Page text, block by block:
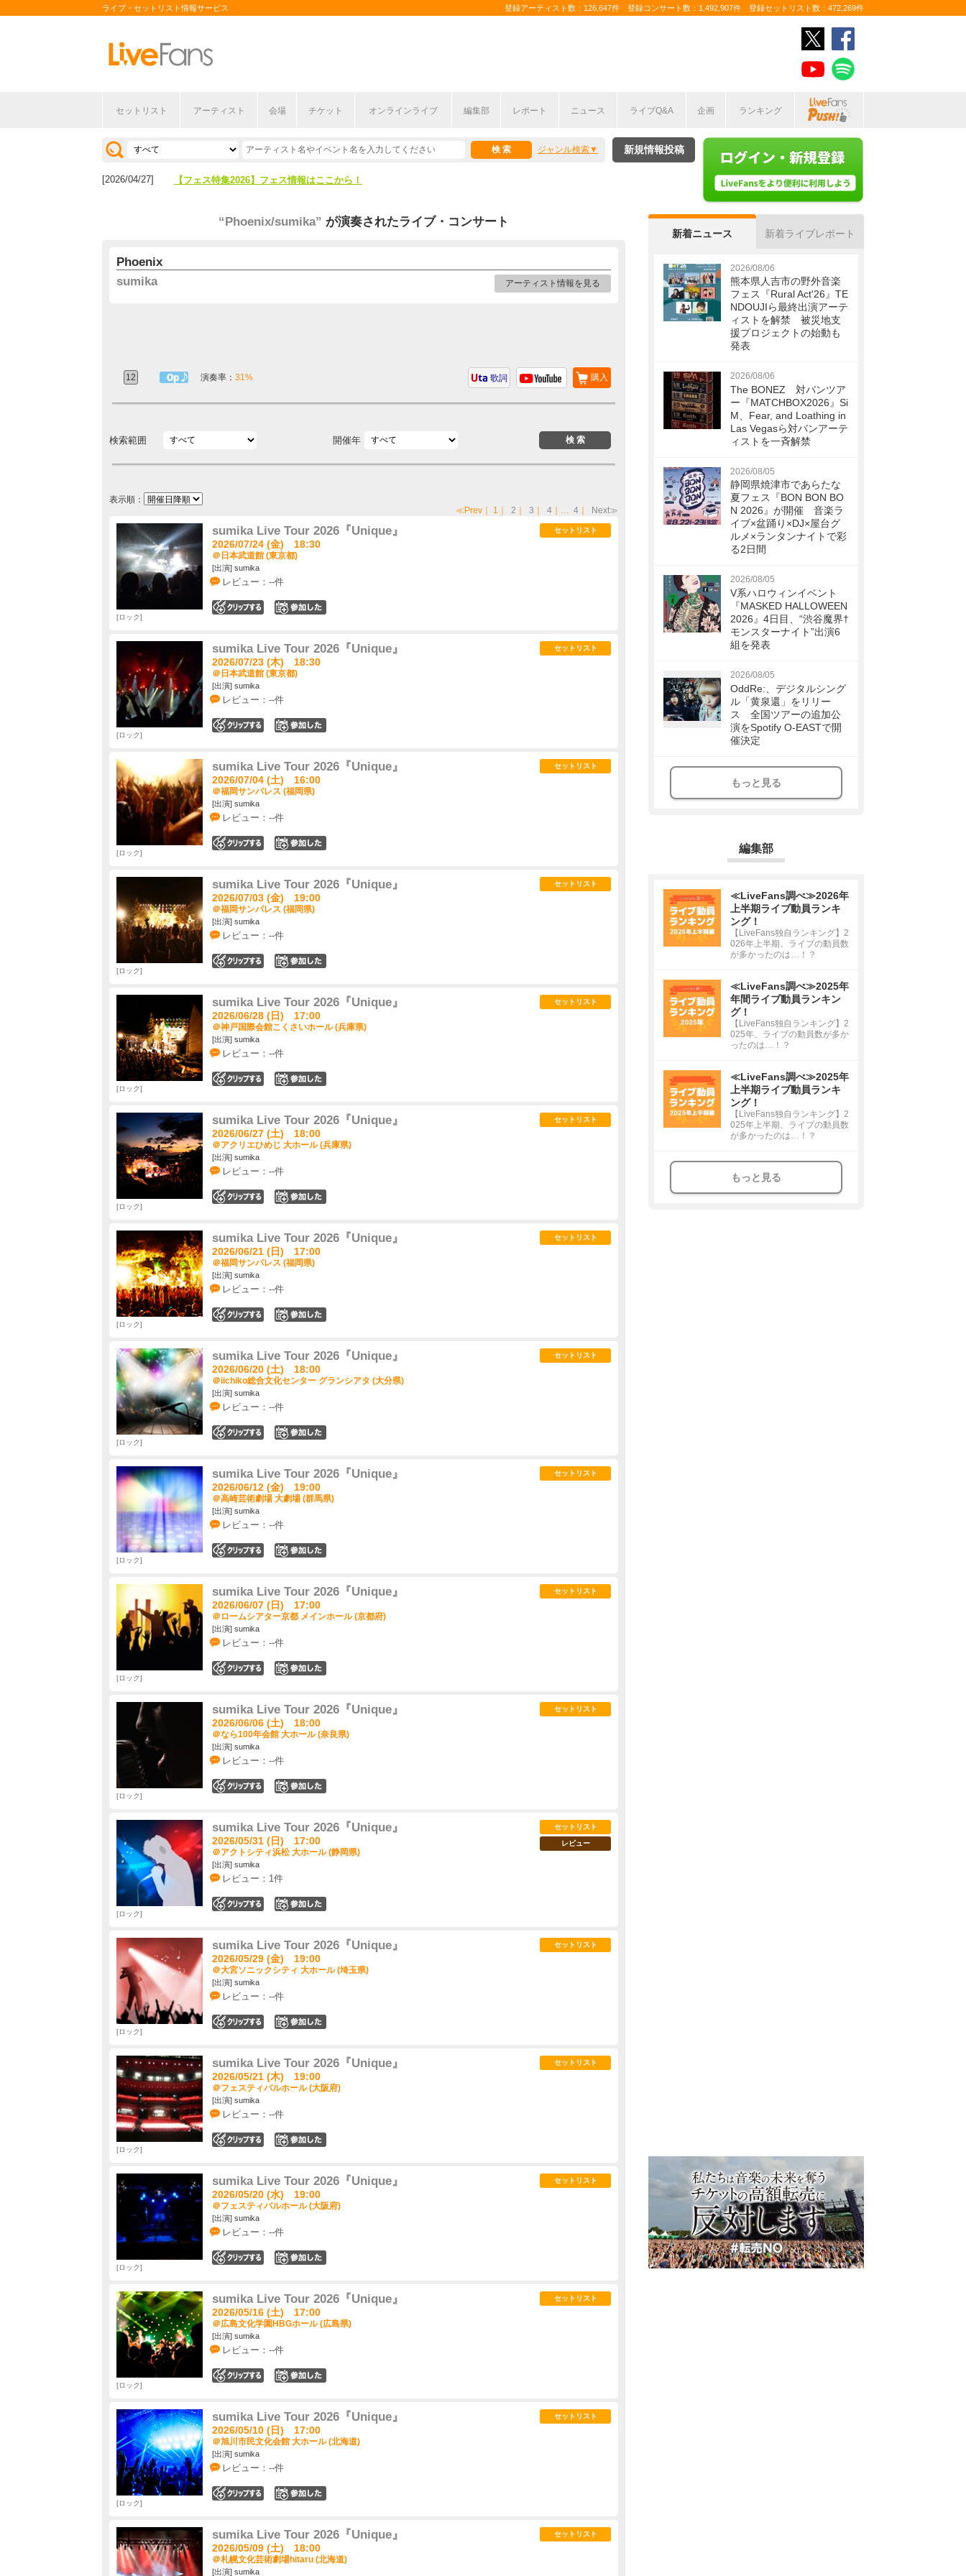
ライブ・セットリスト情報サービス 登録アーティスト数：126,647件 登録コンサート数：1,492,907件 登録セットリスト数：472,269件
セットリスト アーティスト 会場 チケット オンラインライブ 編集部 レポート ニュース ライブQ&A 企画 ランキング
ジャンル検索
[2026/07/28] 【ライブ動員ランキング】2026年上半期編発表！
[2026/04/27] 【フェス特集2026】フェス情報はここから！
新規情報投稿
“Phoenix/sumika” が演奏されたライブ・コンサート
Phoenix
sumika
アーティスト情報を見る
12 1曲目定番
演奏率： 31% 購入
歌詞
検索範囲 開催年
表示順：
≪Prev ｜ 1 ｜ 2 ｜ 3 ｜ 4 ｜… 4 ｜ Next≫
sumika Live Tour 2026『Unique』
2026/07/24 (金) 18:30
＠日本武道館 (東京都)
[出演] sumika
レビュー：--件
セットリスト
ロック
sumika Live Tour 2026『Unique』
2026/07/23 (木) 18:30
＠日本武道館 (東京都)
[出演] sumika
レビュー：--件
セットリスト
ロック
sumika Live Tour 2026『Unique』
2026/07/04 (土) 16:00
＠福岡サンパレス (福岡県)
[出演] sumika
レビュー：--件
セットリスト
ロック
sumika Live Tour 2026『Unique』
2026/07/03 (金) 19:00
＠福岡サンパレス (福岡県)
[出演] sumika
レビュー：--件
セットリスト
ロック
sumika Live Tour 2026『Unique』
2026/06/28 (日) 17:00
＠神戸国際会館こくさいホール (兵庫県)
[出演] sumika
レビュー：--件
セットリスト
ロック
sumika Live Tour 2026『Unique』
2026/06/27 (土) 18:00
＠アクリエひめじ 大ホール (兵庫県)
[出演] sumika
レビュー：--件
セットリスト
ロック
sumika Live Tour 2026『Unique』
2026/06/21 (日) 17:00
＠福岡サンパレス (福岡県)
[出演] sumika
レビュー：--件
セットリスト
ロック
sumika Live Tour 2026『Unique』
2026/06/20 (土) 18:00
＠iichiko総合文化センター グランシアタ (大分県)
[出演] sumika
レビュー：--件
セットリスト
ロック
sumika Live Tour 2026『Unique』
2026/06/12 (金) 19:00
＠高崎芸術劇場 大劇場 (群馬県)
[出演] sumika
レビュー：--件
セットリスト
ロック
sumika Live Tour 2026『Unique』
2026/06/07 (日) 17:00
＠ロームシアター京都 メインホール (京都府)
[出演] sumika
レビュー：--件
セットリスト
ロック
sumika Live Tour 2026『Unique』
2026/06/06 (土) 18:00
＠なら100年会館 大ホール (奈良県)
[出演] sumika
レビュー：--件
セットリスト
ロック
sumika Live Tour 2026『Unique』
2026/05/31 (日) 17:00
＠アクトシティ浜松 大ホール (静岡県)
[出演] sumika
レビュー：1件
セットリスト
レビュー
ロック
sumika Live Tour 2026『Unique』
2026/05/29 (金) 19:00
＠大宮ソニックシティ 大ホール (埼玉県)
[出演] sumika
レビュー：--件
セットリスト
ロック
sumika Live Tour 2026『Unique』
2026/05/21 (木) 19:00
＠フェスティバルホール (大阪府)
[出演] sumika
レビュー：--件
セットリスト
ロック
sumika Live Tour 2026『Unique』
2026/05/20 (水) 19:00
＠フェスティバルホール (大阪府)
[出演] sumika
レビュー：--件
セットリスト
ロック
sumika Live Tour 2026『Unique』
2026/05/16 (土) 17:00
＠広島文化学園HBGホール (広島県)
[出演] sumika
レビュー：--件
セットリスト
ロック
sumika Live Tour 2026『Unique』
2026/05/10 (日) 17:00
＠旭川市民文化会館 大ホール (北海道)
[出演] sumika
レビュー：--件
セットリスト
ロック
sumika Live Tour 2026『Unique』
2026/05/09 (土) 18:00
＠札幌文化芸術劇場hitaru (北海道)
[出演] sumika
セットリスト
新着ニュース 新着ライブレポート
2026/08/06
熊本県人吉市の野外音楽
フェス『Rural Act'26』TE
NDOUJIら最終出演アーテ
ィストを解禁 被災地支
援プロジェクトの始動も
発表
2026/08/06
The BONEZ 対バンツア
ー『MATCHBOX2026』Si
M、Fear, and Loathing in
Las Vegasら対バンアーテ
ィストを一斉解禁
2026/08/05
静岡県焼津市であらたな
夏フェス『BON BON BO
N 2026』が開催 音楽ラ
イブ×盆踊り×DJ×屋台グ
ルメ×ランタンナイトで彩
る2日間
2026/08/05
V系ハロウィンイベント
『MASKED HALLOWEEN
2026』4日目、“渋谷魔界†
モンスターナイト”出演6
組を発表
2026/08/05
OddRe:、デジタルシング
ル「黄泉還」をリリー
ス 全国ツアーの追加公
演をSpotify O-EASTで開
催決定
もっと見る
編集部
≪LiveFans調べ≫2026年
上半期ライブ動員ランキ
ング！
【LiveFans独自ランキング】2
026年上半期、ライブの動員数
が多かったのは…！？
≪LiveFans調べ≫2025年
年間ライブ動員ランキン
グ！
【LiveFans独自ランキング】2
025年、ライブの動員数が多か
ったのは…！？
≪LiveFans調べ≫2025年
上半期ライブ動員ランキ
ング！
【LiveFans独自ランキング】2
025年上半期、ライブの動員数
が多かったのは…！？
もっと見る